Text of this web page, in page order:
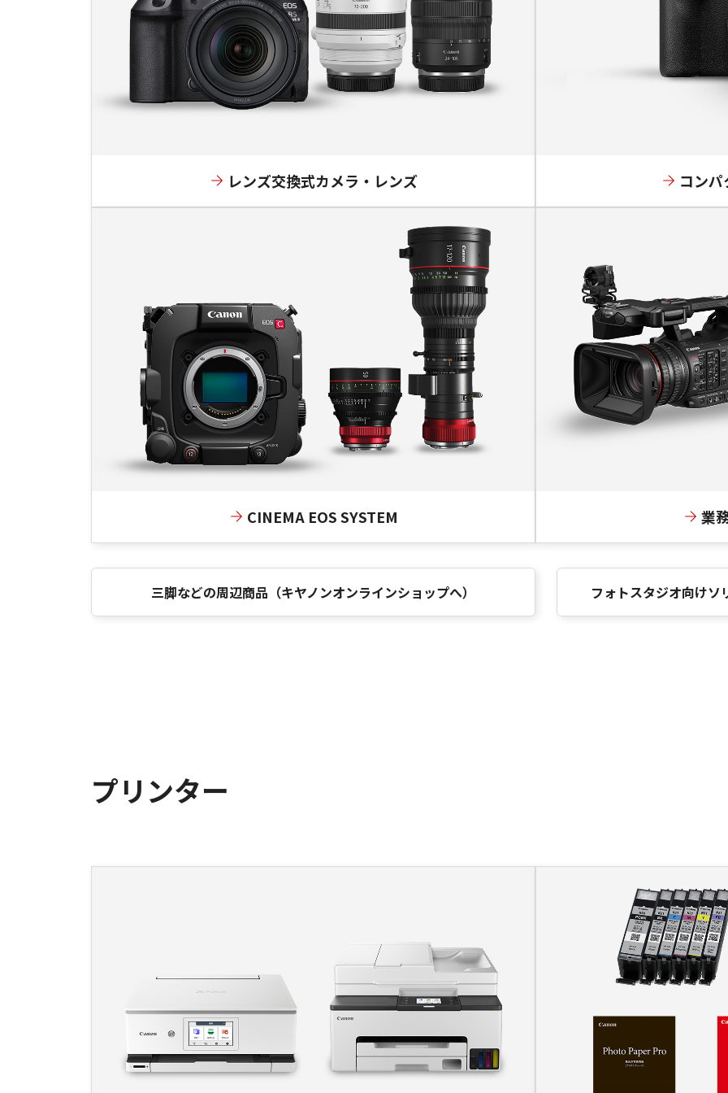
レンズ交換式カメラ・レンズ コン
CINEMA EOS SYSTEM 業
三脚などの周辺商品（キヤノンオンラインショップへ） フォトスタジオ向けソ
プリンター